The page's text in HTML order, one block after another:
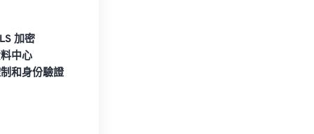
加密
中心
和身份驗證